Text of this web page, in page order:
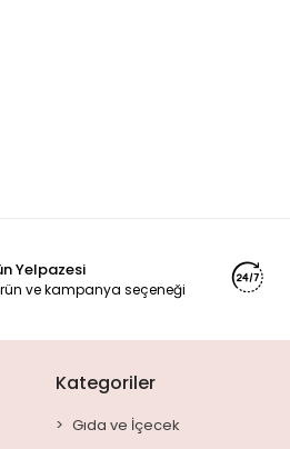
Yelpazesi
ve kampanya seçeneği
Kategoriler
Gıda ve İçecek